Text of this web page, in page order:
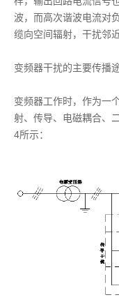
波，而高次谐波电流对
缆向空间辐射，干扰邻
变频器干扰的主要传播途
变频器工作时，作为一
射、传导、电磁耦合、
4所示：